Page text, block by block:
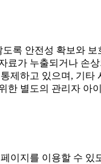
록 안전성 확보와
가 누출되거나 손
제하고 있으며, 기
별도의 관리자 아
이지를 이용할 수